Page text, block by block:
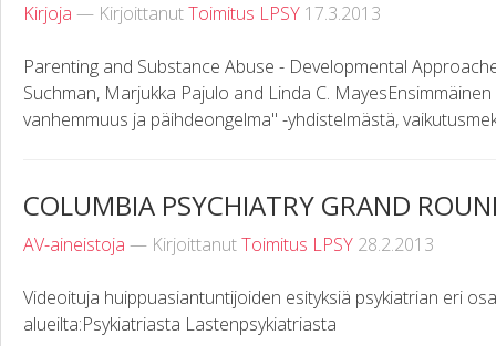
Kirjoja — KirjoittanutToimitus LPSY 17.3.2013
Parenting and Substance Abuse - Developmental
Suchman, Marjukka Pajulo and Linda C.
vanhemmuus ja päihdeongelma" -yhdistelmästä,
COLUMBIA PSYCHIATRY GRAND
AV-aineistoja — KirjoittanutToimitus LPSY 28.2.2013
Videoituja huippuasiantuntijoiden esityksiä psykiatrian eri
alueilta:Psykiatriasta Lastenpsykiatriasta